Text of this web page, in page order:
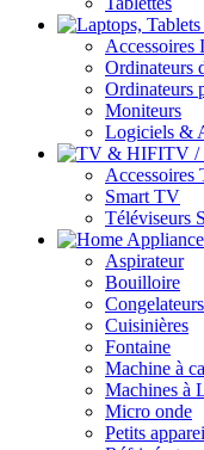
Accessoires
Ordinateurs
Ordinateurs
Moniteurs
Logiciels &
TV /
Accessoires
Smart TV
Téléviseurs
Aspirateur
Bouilloire
Congelateurs
Cuisinières
Fontaine
Machine à
Machines à
Micro onde
Petits